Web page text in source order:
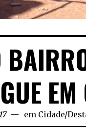
em Cidade/